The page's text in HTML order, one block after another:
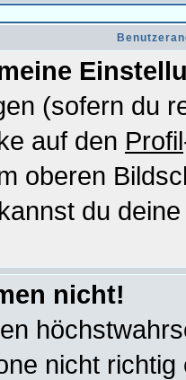
(sofern du
auf den Profil
oberen
du
nicht!
nicht